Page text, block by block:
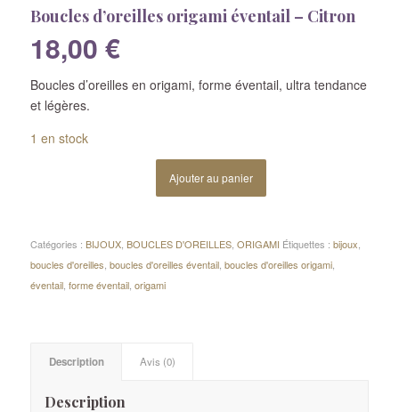
Boucles d’oreilles origami éventail – Citron
18,00 €
Boucles d’oreilles en origami, forme éventail, ultra tendance
et légères.
1 en stock
Ajouter au panier
Catégories : BIJOUX, BOUCLES D'OREILLES, ORIGAMI Étiquettes : bijoux
boucles d'oreilles boucles d'oreilles éventail, boucles d'oreilles origami,
éventail, forme éventail, origami
Description Avis (0)
Description